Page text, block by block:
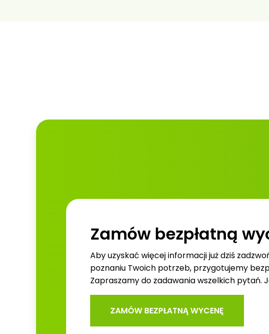
Zamów bezpłatną
Aby uzyskać więcej informacji już dziś
poznaniu Twoich potrzeb, przygotujemy
Zapraszamy do zadawania wszelkich pytań.
ZAMÓW BEZPŁATNĄ WYCENĘ